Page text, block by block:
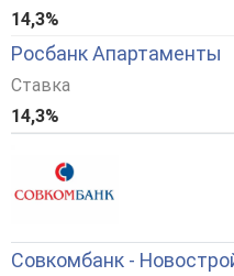
14,3%
Росбанк Апартаменты
Ставка
14,3%
Совкомбанк -